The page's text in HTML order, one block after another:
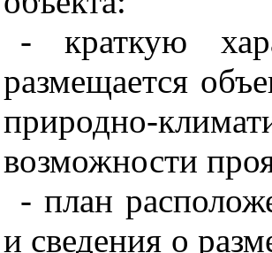
- краткую
размещается
природно-
возможности
- план
и сведения о